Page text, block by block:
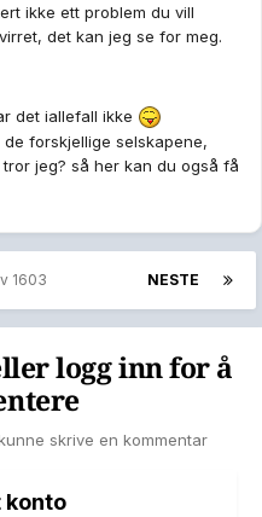
ikke ett problem du vill
det kan jeg se for meg.
det iallefall ikke
forskjellige selskapene,
jeg? så her kan du også få
NESTE
1603
logg inn for å
skrive en kommentar
konto